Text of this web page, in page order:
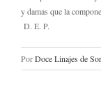
y damas que la
D. E. P.
PorDoce Linajes de